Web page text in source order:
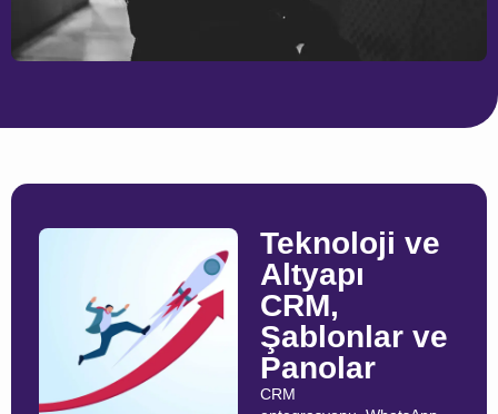
Teknoloji ve
Altyapı
CRM,
Şablonlar ve
Panolar
CRM